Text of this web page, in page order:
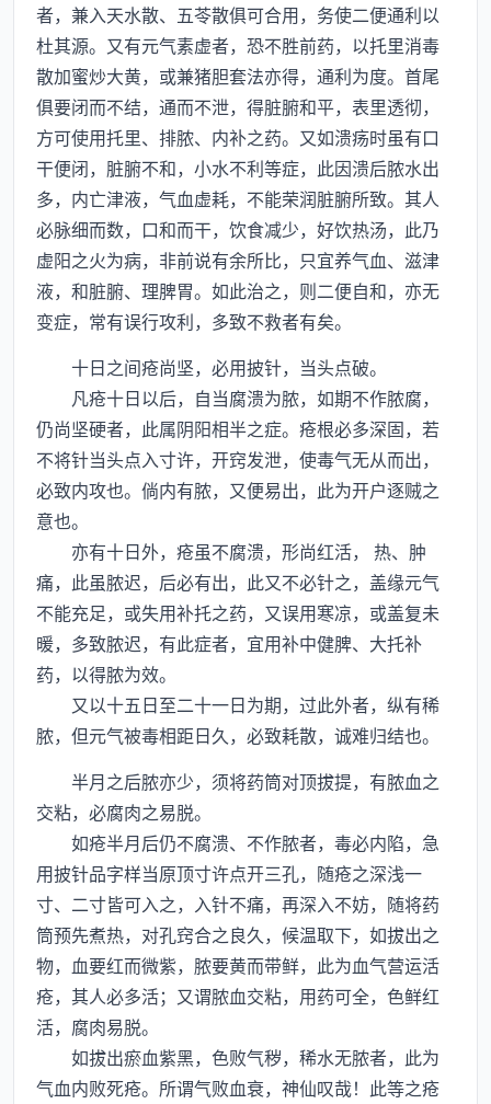
者，兼入天水散、五苓散俱可合用，务使二便通利以
杜其源。又有元气素虚者，恐不胜前药，以托里消毒
散加蜜炒大黄，或兼猪胆套法亦得，通利为度。首尾
俱要闭而不结，通而不泄，得脏腑和平，表里透彻，
方可使用托里、排脓、内补之药。又如溃疡时虽有口
干便闭，脏腑不和，小水不利等症，此因溃后脓水出
多，内亡津液，气血虚耗，不能荣润脏腑所致。其人
必脉细而数，口和而干，饮食减少，好饮热汤，此乃
虚阳之火为病，非前说有余所比，只宜养气血、滋津
液，和脏腑、理脾胃。如此治之，则二便自和，亦无
变症，常有误行攻利，多致不救者有矣。
十日之间疮尚坚，必用披针，当头点破。
凡疮十日以后，自当腐溃为脓，如期不作脓腐，
仍尚坚硬者，此属阴阳相半之症。疮根必多深固，若
不将针当头点入寸许，开窍发泄，使毒气无从而出，
必致内攻也。倘内有脓，又便易出，此为开户逐贼之
意也。
亦有十日外，疮虽不腐溃，形尚红活， 热、肿
痛，此虽脓迟，后必有出，此又不必针之，盖缘元气
不能充足，或失用补托之药，又误用寒凉，或盖复未
暖，多致脓迟，有此症者，宜用补中健脾、大托补
药，以得脓为效。
又以十五日至二十一日为期，过此外者，纵有稀
脓，但元气被毒相距日久，必致耗散，诚难归结也。
半月之后脓亦少，须将药筒对顶拔提，有脓血之
交粘，必腐肉之易脱。
如疮半月后仍不腐溃、不作脓者，毒必内陷，急
用披针品字样当原顶寸许点开三孔，随疮之深浅一
寸、二寸皆可入之，入针不痛，再深入不妨，随将药
筒预先煮热，对孔窍合之良久，候温取下，如拔出之
物，血要红而微紫，脓要黄而带鲜，此为血气营运活
疮，其人必多活；又谓脓血交粘，用药可全，色鲜红
活，腐肉易脱。
如拔出瘀血紫黑，色败气秽，稀水无脓者，此为
气血内败死疮。所谓气败血衰，神仙叹哉！此等之疮